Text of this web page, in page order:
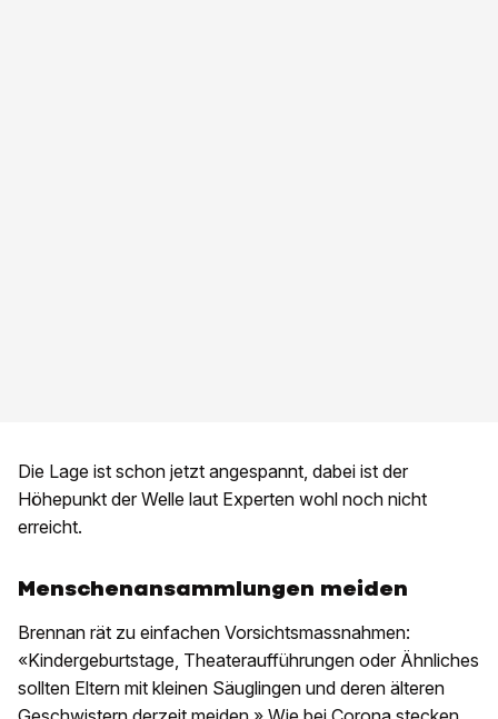
Die Lage ist schon jetzt angespannt, dabei ist der
Höhepunkt der Welle laut Experten wohl noch nicht
erreicht.
Menschenansammlungen meiden
Brennan rät zu einfachen Vorsichtsmassnahmen:
«Kindergeburtstage, Theateraufführungen oder Ähnliches
sollten Eltern mit kleinen Säuglingen und deren älteren